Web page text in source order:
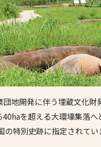
地開発に伴う埋蔵文化
を超える大環壕集落
特別史跡に指定されてい